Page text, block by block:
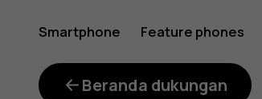
Smartphone Feature phones
Beranda dukungan